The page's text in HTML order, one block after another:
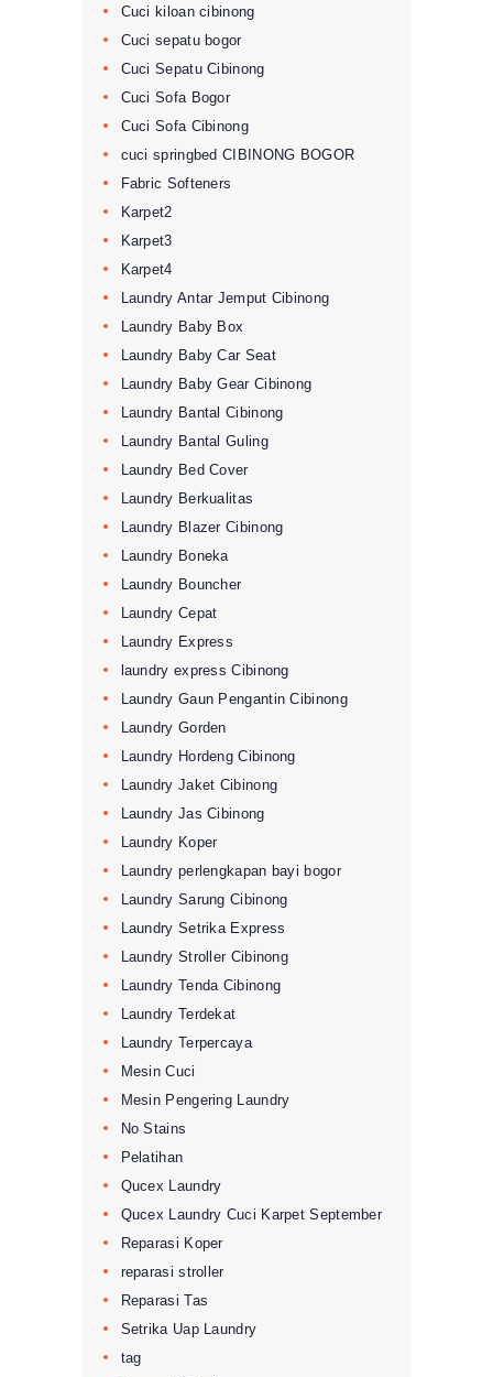
Cuci kiloan cibinong
Cuci sepatu bogor
Cuci Sepatu Cibinong
Cuci Sofa Bogor
Cuci Sofa Cibinong
cuci springbed CIBINONG BOGOR
Fabric Softeners
Karpet2
Karpet3
Karpet4
Laundry Antar Jemput Cibinong
Laundry Baby Box
Laundry Baby Car Seat
Laundry Baby Gear Cibinong
Laundry Bantal Cibinong
Laundry Bantal Guling
Laundry Bed Cover
Laundry Berkualitas
Laundry Blazer Cibinong
Laundry Boneka
Laundry Bouncher
Laundry Cepat
Laundry Express
laundry express Cibinong
Laundry Gaun Pengantin Cibinong
Laundry Gorden
Laundry Hordeng Cibinong
Laundry Jaket Cibinong
Laundry Jas Cibinong
Laundry Koper
Laundry perlengkapan bayi bogor
Laundry Sarung Cibinong
Laundry Setrika Express
Laundry Stroller Cibinong
Laundry Tenda Cibinong
Laundry Terdekat
Laundry Terpercaya
Mesin Cuci
Mesin Pengering Laundry
No Stains
Pelatihan
Qucex Laundry
Qucex Laundry Cuci Karpet September
Reparasi Koper
reparasi stroller
Reparasi Tas
Setrika Uap Laundry
tag